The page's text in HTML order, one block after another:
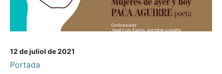
12 de juliol de 2021
Portada